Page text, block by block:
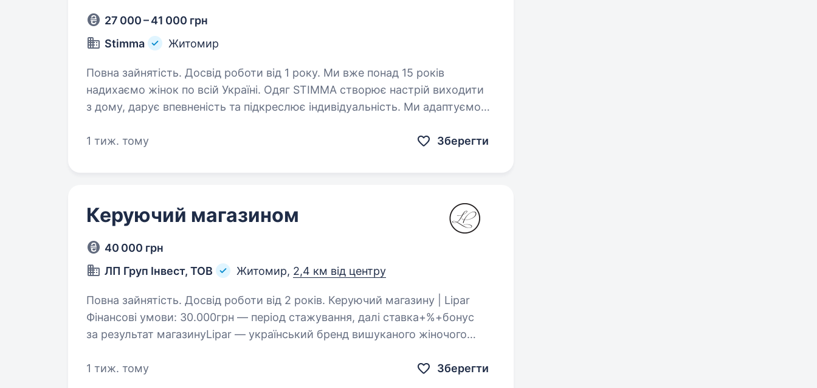
27 000 – 41 000 грн
Stimma
Житомир
Повна зайнятість. Досвід роботи від 1 року. Ми вже понад 15 років
надихаємо жінок по всій Україні. Одяг STIMMA створює настрій виходити
з дому, дарує впевненість та підкреслює індивідуальність. Ми адаптуємо
1 тиж. тому
Зберегти
Керуючий магазином
40 000 грн
ЛП Груп Інвест, ТОВ
Житомир, 2,4 км від центру
Повна зайнятість. Досвід роботи від 2 років. Керуючий магазину | Lipar
Фінансові умови: 30.000грн — період стажування, далі ставка+%+бонус
за результат магазинуLipar — український бренд вишуканого жіночого
1 тиж. тому
Зберегти